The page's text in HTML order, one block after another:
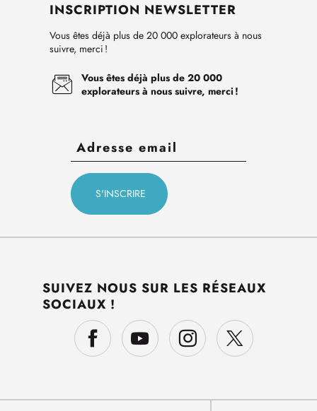
INSCRIPTION NEWSLETTER
Vous êtes déjà plus de 20 000 explorateurs à nous
suivre, merci !
Vous êtes déjà plus de 20 000
explorateurs à nous suivre, merci !
SUIVEZ NOUS SUR LES RÉSEAUX
SOCIAUX !